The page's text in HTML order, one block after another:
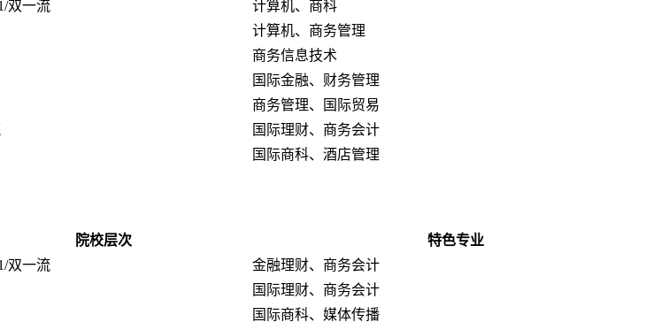
双一流
计算机、商科
计算机、商务管理
商务信息技术
国际金融、财务管理
商务管理、国际贸易
国际理财、商务会计
国际商科、酒店管理
院校层次
特色专业
双一流
金融理财、商务会计
国际理财、商务会计
国际商科、媒体传播